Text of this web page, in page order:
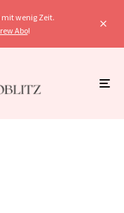
mit wenig Zeit.
Abo!